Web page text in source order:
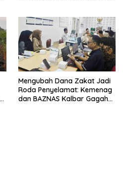
Mengubah Dana Zakat Jadi
Roda Penyelamat: Kemenag
dan BAZNAS Kalbar Gagah